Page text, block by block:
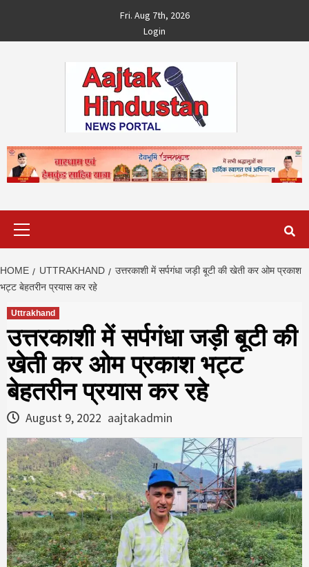
content
Fri. Aug 7th, 2026
Login
HOME UTTRAKHAND
उत्तरकाशी में सर्पगंधा जड़ी बूटी की खेती कर ओम प्रकाश
भट्ट बेहतरीन प्रयास कर रहे
Uttrakhand
उत्तरकाशी में सर्पगंधा जड़ी बूटी की
खेती कर ओम प्रकाश भट्ट
बेहतरीन प्रयास कर रहे
August 9, 2022 aajtakadmin